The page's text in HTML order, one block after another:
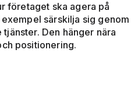
företaget ska agera på
särskilja sig genom
Den hänger nära
positionering.